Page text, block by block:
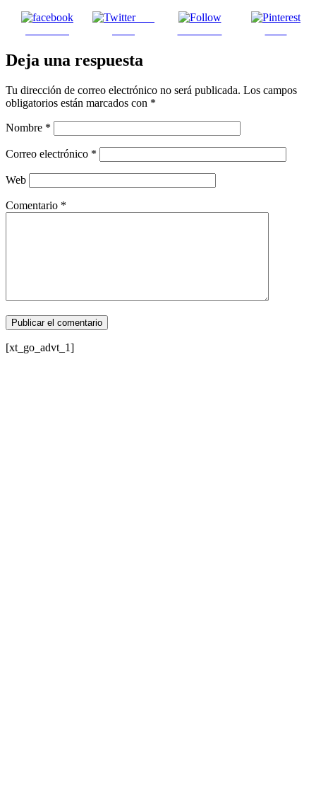
Post
Deja una respuesta
Tu dirección de correo electrónico no será publicada. Los campos
obligatorios están marcados con *
Nombre *
Correo electrónico *
Web
Comentario *
[xt_go_advt_1]